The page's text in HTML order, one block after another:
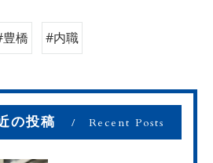
橋 #内職
の投稿 Recent Posts